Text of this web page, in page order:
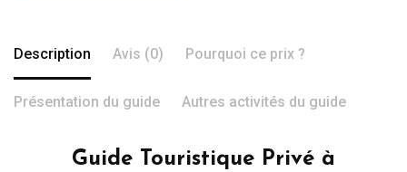
Description Avis (0) Pourquoi ce prix ?
Présentation du guide Autres activités du guide
Guide Touristique Privé à